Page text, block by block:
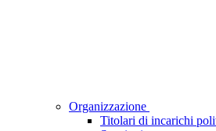
Organizzazione
Titolari di incarichi